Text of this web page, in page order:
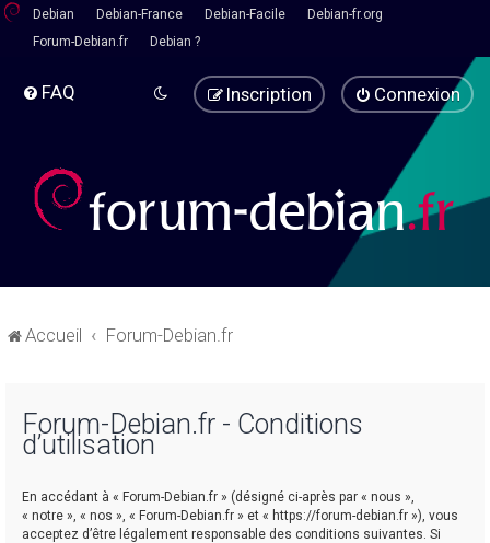
Debian Debian-France Debian-Facile
Debian-fr.org
Forum-Debian.fr
Debian ?
FAQ Connexion
Inscription
Accueil Forum-Debian.fr
Forum-Debian.fr - Conditions
d’utilisation
En accédant à « Forum-Debian.fr » (désigné ci-après par « nous »,
« notre », « nos », « Forum-Debian.fr » et « https://forum-debian.fr »), vous
acceptez d’être légalement responsable des conditions suivantes. Si